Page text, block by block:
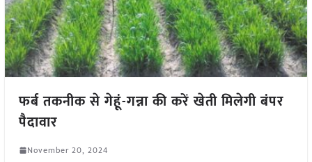
फर्ब तकनीक से गेहूं-गन्ना की करें खेती मिलेगी बंपर
पैदावार
November 20, 2024